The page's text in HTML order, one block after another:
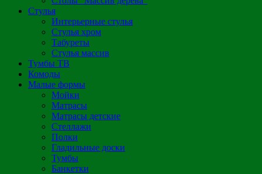
Стулья
Интерьерные стулья
Стулья хром
Табуреты
Стулья массив
Тумбы ТВ
Комоды
Малые формы
Мойки
Матрасы
Матрасы детские
Стеллажи
Полки
Гладильные доски
Тумбы
Банкетки